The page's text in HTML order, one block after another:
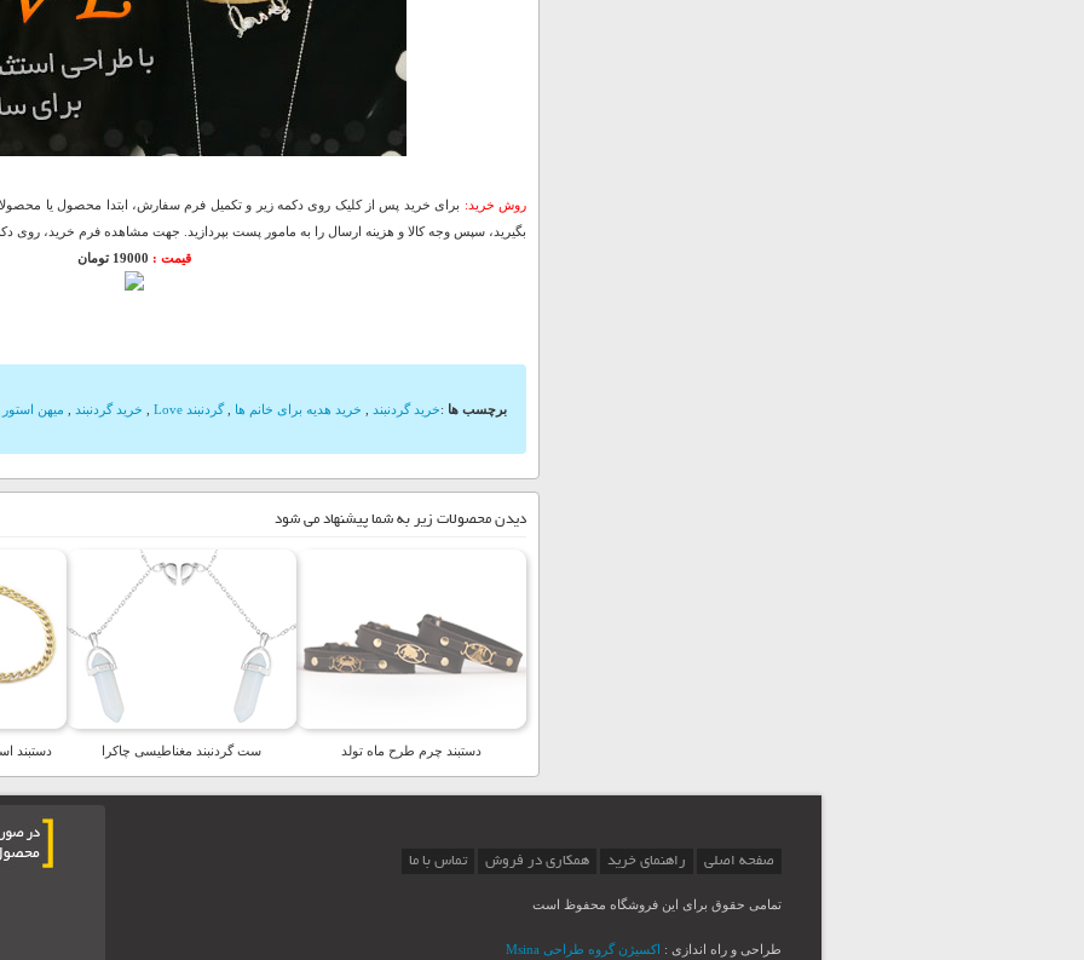
روش خرید: برای خرید پس از کلیک روی دکمه زیر و تکمیل فرم سفارش، ابتدا محصول یا
بگیرید، سپس وجه کالا و هزینه ارسال را به مامور پست بپردازید. جهت مشاهده فرم خرید، روی
قیمت : 19000 تومان
برچسب ها :خرید گردنبند خرید هدیه برای خانم ها ,گردنبند Love خرید گردنبند میهن استور
دیدن محصولات زیر به شما پیشنهاد می شود
دستبند چرم طرح ماه تولد ست گردنبند مغناطیسی چاکرا دستبند
صفحه اصلی راهنمای خرید همکاری در فروش تماس با ما
تمامی حقوق برای این فروشگاه محفوظ است
طراحی و راه اندازی : اکسیژن گروه طراحی Msina